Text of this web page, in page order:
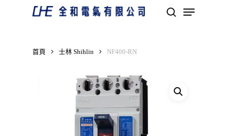
Menu
首頁 士林 Shihlin NF400-RN